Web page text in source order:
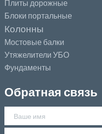
Плиты дорожные
Блоки портальные
Колонны
Мостовые балки
Утяжелители УБО
Фундаменты
Обратная связь